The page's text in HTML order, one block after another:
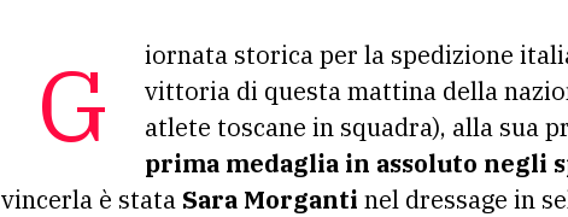
Giornata storica per la spedizione italiana alle Paralimpiadi di Tokyo. Dopo la
vittoria di questa mattina della
atlete toscane in squadra), alla sua
prima medaglia in assoluto negli
vincerla è stata Sara Morganti nel dressage in